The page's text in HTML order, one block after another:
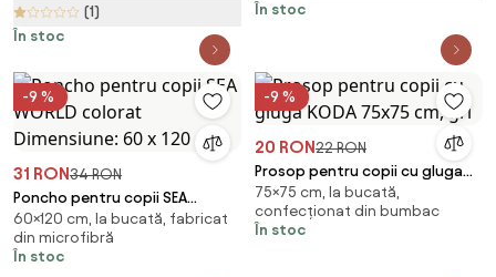
(1)
În stoc
În stoc
-9 %
31 RON34 RON
Poncho pentru copii SEA
WORLD colorat Dimensiune: 60
x 120 cm
60×120 cm, la bucată, fabricat
din microfibră
În stoc
-9 %
20 RON22 RON
Prosop pentru copii cu gluga
KODA 75x75 cm, gri
75×75 cm, la bucată,
confecționat din bumbac
În stoc